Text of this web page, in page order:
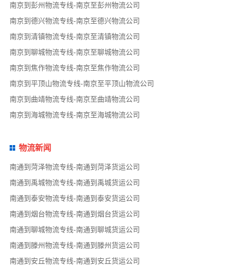
南京到彭州物流专线-南京至彭州物流公司
南京到德兴物流专线-南京至德兴物流公司
南京到清镇物流专线-南京至清镇物流公司
南京到聊城物流专线-南京至聊城物流公司
南京到焦作物流专线-南京至焦作物流公司
南京到平顶山物流专线-南京至平顶山物流公司
南京到曲靖物流专线-南京至曲靖物流公司
南京到海城物流专线-南京至海城物流公司
物流新闻
南通到菏泽物流专线-南通到菏泽货运公司
南通到禹城物流专线-南通到禹城货运公司
南通到泰安物流专线-南通到泰安货运公司
南通到烟台物流专线-南通到烟台货运公司
南通到聊城物流专线-南通到聊城货运公司
南通到滕州物流专线-南通到滕州货运公司
南通到安丘物流专线-南通到安丘货运公司